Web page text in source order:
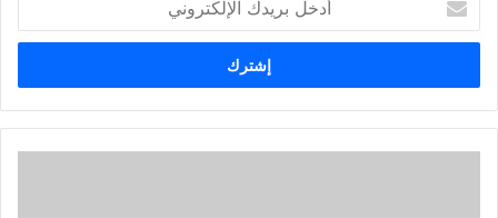
بريدك
الإلكتروني